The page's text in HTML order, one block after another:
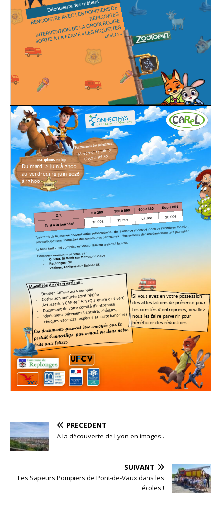
PRÉCÉDENT
A la découverte de Lyon en images..
SUIVANT
Les Sapeurs Pompiers de Pont-de-Vaux dans les
écoles !